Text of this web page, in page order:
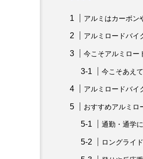
アルミはカーボン
アルミロードバイ
今こそアルミロー
今こそあえ
アルミロードバイ
おすすめアルミロ
通勤・通学
ロングライ